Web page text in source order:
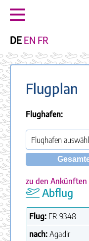
DE EN FR
Flugplan
Flughafen:
zu den Ankünften
Abflug
Flug: FR 9348
nach: Agadir